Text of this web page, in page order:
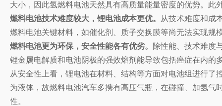
大小，因此氢燃料电池天然具有高质量能量密度的优势。
燃料电池技术难度较大，锂电池成本更优。
从技术难度和成
燃料电池关键材料，如催化剂、质子交换膜等尚无法实现
燃料电池更为环保，安全性能各有优劣。
除性能、技术难度
锂金属电解质和电池阴极的强效熔剂能导致包括癌症在内
从安全性上看，锂电池在材料、结构等方面对电池组进行
为液体，故燃料电池汽车多携有高压气瓶，在碰撞、加氢
性。